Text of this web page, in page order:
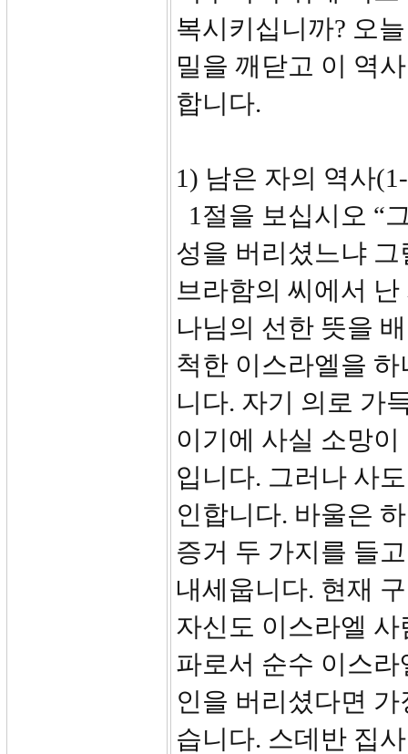
복시키십니까? 오
밀을 깨닫고 이 역
합니다.
1) 남은 자의 역사
1절을 보십시오 “
성을 버리셨느냐
브라함의 씨에서
나님의 선한 뜻을
척한 이스라엘을
니다. 자기 의로 가
이기에 사실 소망
입니다. 그러나 사
인합니다. 바울은
증거 두 가지를 들
내세웁니다. 현재
자신도 이스라엘
파로서 순수 이스
인을 버리셨다면
습니다. 스데반 집